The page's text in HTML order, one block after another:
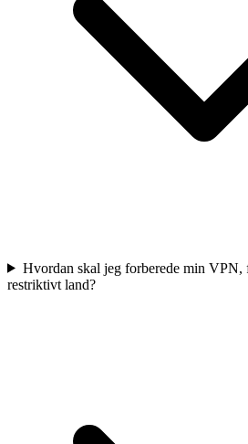
Hvordan skal jeg forberede min VPN,
restriktivt land?